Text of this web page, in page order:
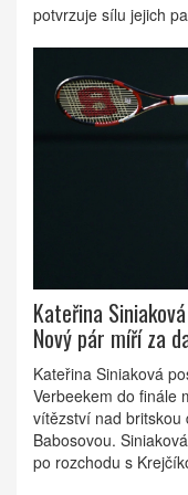
potvrzuje sílu jejich
Kateřina
Nový pár míří za
Kateřina Siniaková
Verbeekem do finále
vítězství nad britskou
Babosovou.
po rozchodu s